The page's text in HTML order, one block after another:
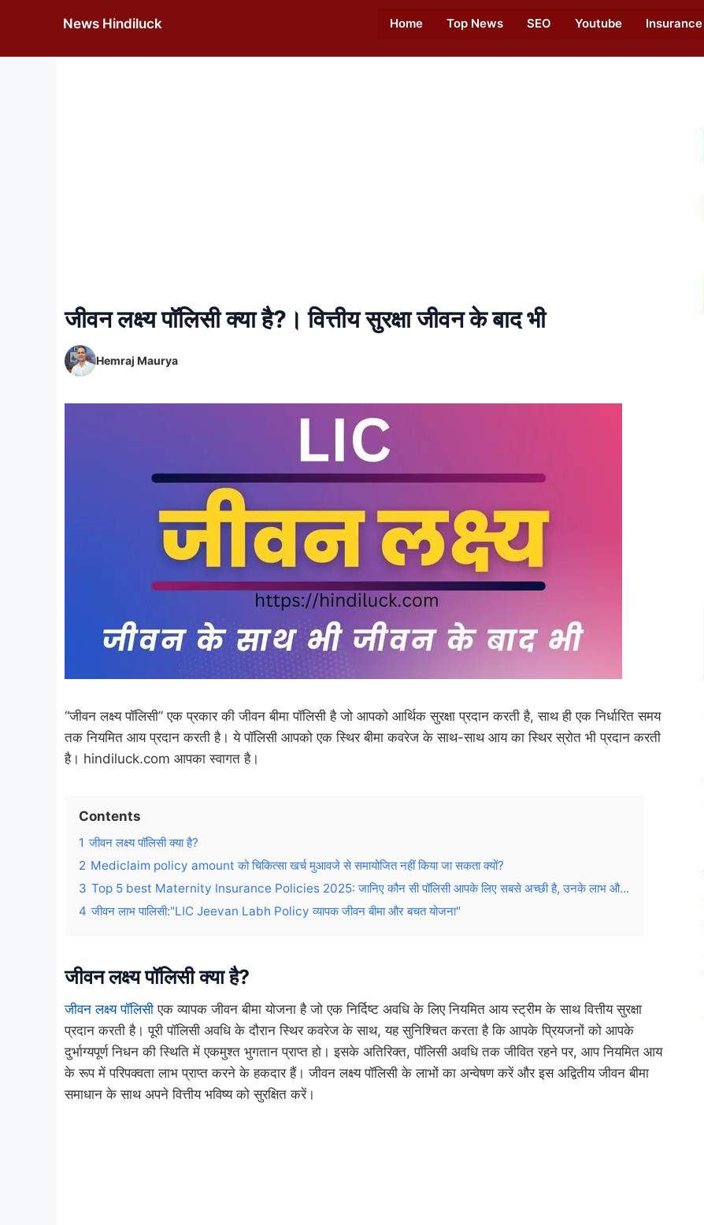
News Hindiluck Home Top News SEO Youtube Insurance
जीवन लक्ष्य पॉलिसी क्या है?। वित्तीय सुरक्षा जीवन के बाद भी
Hemraj Maurya
“जीवन लक्ष्य पॉलिसी” एक प्रकार की जीवन बीमा पॉलिसी है जो आपको आर्थिक सुरक्षा प्रदान करती है, साथ ही एक निर्धारित समय
तक नियमित आय प्रदान करती है। ये पॉलिसी आपको एक स्थिर बीमा कवरेज के साथ-साथ आय का स्थिर स्रोत भी प्रदान करती
है। hindiluck.com आपका स्वागत है।
Contents
1 जीवन लक्ष्य पॉलिसी क्या है?
2 Mediclaim policy amount को चिकित्सा खर्च मुआवजे से समायोजित नहीं किया जा सकता क्यों?
3 Top 5 best Maternity Insurance Policies 2025: जानिए कौन सी पॉलिसी आपके लिए सबसे अच्छी है, उनके लाभ औ...
4 जीवन लाभ पालिसी:"LIC Jeevan Labh Policy व्यापक जीवन बीमा और बचत योजना"
जीवन लक्ष्य पॉलिसी क्या है?
जीवन लक्ष्य पॉलिसी एक व्यापक जीवन बीमा योजना है जो एक निर्दिष्ट अवधि के लिए नियमित आय स्ट्रीम के साथ वित्तीय सुरक्षा
प्रदान करती है। पूरी पॉलिसी अवधि के दौरान स्थिर कवरेज के साथ, यह सुनिश्चित करता है कि आपके प्रियजनों को आपके
दुर्भाग्यपूर्ण निधन की स्थिति में एकमुश्त भुगतान प्राप्त हो। इसके अतिरिक्त, पॉलिसी अवधि तक जीवित रहने पर, आप नियमित आय
के रूप में परिपक्वता लाभ प्राप्त करने के हकदार हैं। जीवन लक्ष्य पॉलिसी के लाभों का अन्वेषण करें और इस अद्वितीय जीवन बीमा
समाधान के साथ अपने वित्तीय भविष्य को सुरक्षित करें।